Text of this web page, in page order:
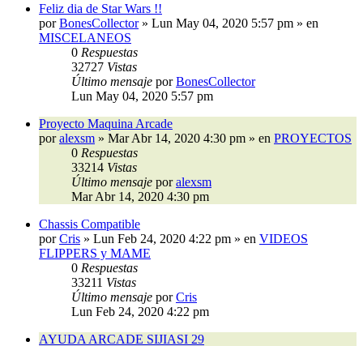
Feliz dia de Star Wars !!
porBonesCollector» Lun May 04, 2020 5:57 pm » en
MISCELANEOS
0 Respuestas
32727 Vistas
Último mensaje porBonesCollector
Lun May 04, 2020 5:57 pm
Proyecto Maquina Arcade
poralexsm » Mar Abr 14, 2020 4:30 pm » en PROYECTOS
0 Respuestas
33214 Vistas
Último mensaje poralexsm
Mar Abr 14, 2020 4:30 pm
Chassis Compatible
porCris » Lun Feb 24, 2020 4:22 pm » en VIDEOS
FLIPPERS y MAME
0 Respuestas
33211 Vistas
Último mensaje porCris
Lun Feb 24, 2020 4:22 pm
AYUDA ARCADE SIJIASI 29